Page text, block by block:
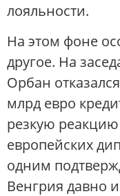
лояльности.
На этом фоне
другое. На
Орбан
млрд евро
резкую реакцию
европейских
одним
Венгрия давно